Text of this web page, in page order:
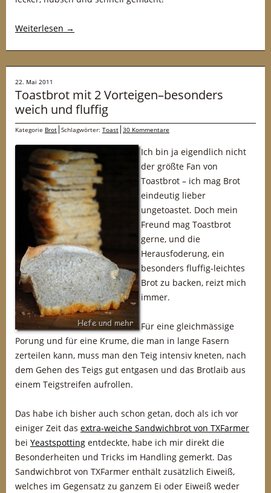
Weiterlesen →
22. Mai 2011
Toastbrot mit 2 Vorteigen–besonders
weich und fluffig
Kategorie Brot Schlagwörter: Toast 30 Kommentare
Ich bin ja eigendlich nicht
der größte Fan von
Toastbrot – ich mag Brot
eindeutig lieber
ungetoastet. Doch mein
Freund mag Toastbrot
gerne, und die
Herausfoderung, ein
besonders fluffig-leichtes
Brot zu backen, reizt mich
immer.
Für eine gleichmässige
Porung und für eine Krume, die man in lange Fasern
zerteilen kann, muss man den Teig intensiv kneten, nach
dem Gehen des Teigs gut entgasen und das Brotlaib aus
einem Teigstreifen aufrollen.
Das habe ich bisher auch schon getan, doch als ich vor
einiger Zeit das extra-weiche Sandwichbrot von TXFarmer
bei Yeastspotting entdeckte, habe ich mir direkt die
Besonderheiten und Tricks im Handling gemerkt. Das
Sandwichbrot von TXFarmer enthält zusätzlich Eiweiß,
welches im Gegensatz zu ganzem Ei oder Eiweiß weder